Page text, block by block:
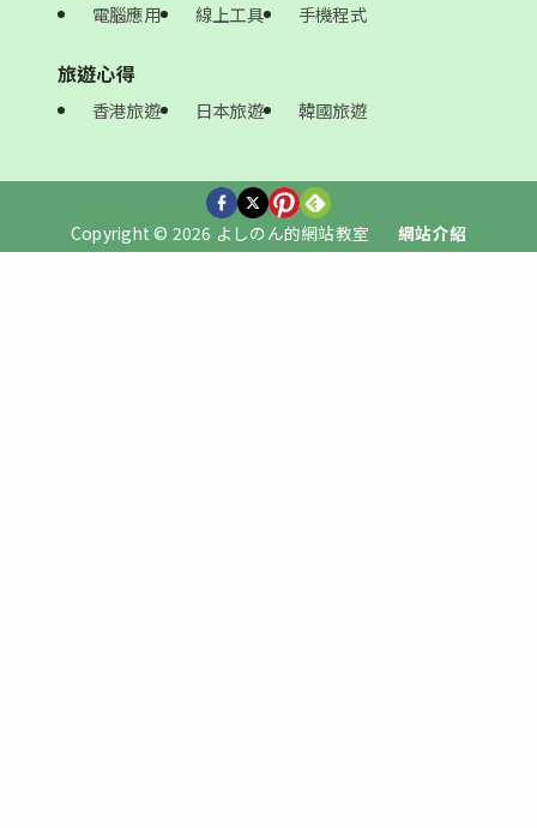
電腦應用 線上工具 手機程式
旅遊心得
香港旅遊 日本旅遊 韓國旅遊
Copyright © 2026 よしのん的網站教室 網站介紹